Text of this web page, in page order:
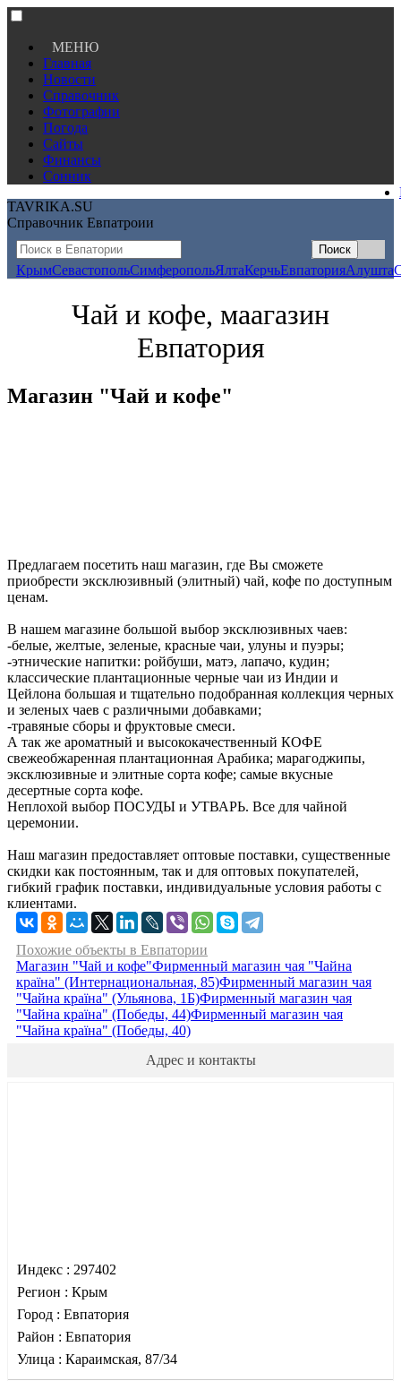
МЕНЮ
Главная
Новости
Справочник
Фотографии
Погода
Сайты
Финансы
Сонник
TAVRIKA.SU
Справочник Евпатроии
КрымСевастопольСимферопольЯлтаКерчьЕвпаторияАлушта
Чай и кофе, маагазин
Евпатория
Магазин "Чай и кофе"
Предлагаем посетить наш магазин, где Вы сможете
приобрести эксклюзивный (элитный) чай, кофе по доступным
ценам.
В нашем магазине большой выбор эксклюзивных чаев:
-белые, желтые, зеленые, красные чаи, улуны и пуэры;
-этнические напитки: ройбуши, матэ, лапачо, кудин;
классические плантационные черные чаи из Индии и
Цейлона большая и тщательно подобранная коллекция черных
и зеленых чаев с различными добавками;
-травяные сборы и фруктовые смеси.
А так же ароматный и высококачественный КОФЕ
свежеобжаренная плантационная Арабика; марагоджипы,
эксклюзивные и элитные сорта кофе; самые вкусные
десертные сорта кофе.
Неплохой выбор ПОСУДЫ и УТВАРЬ. Все для чайной
церемонии.
Наш магазин предоставляет оптовые поставки, существенные
скидки как постоянным, так и для оптовых покупателей,
гибкий график поставки, индивидуальные условия работы с
клиентами.
Похожие объекты в Евпатории
Магазин "Чай и кофе"Фирменный магазин чая "Чайна
країна" (Интернациональная, 85)Фирменный магазин чая
"Чайна країна" (Ульянова, 1Б)Фирменный магазин чая
"Чайна країна" (Победы, 44)Фирменный магазин чая
"Чайна країна" (Победы, 40)
Адрес и контакты
Индекс : 297402
Регион : Крым
Город : Евпатория
Район : Евпатория
Улица : Караимская, 87/34